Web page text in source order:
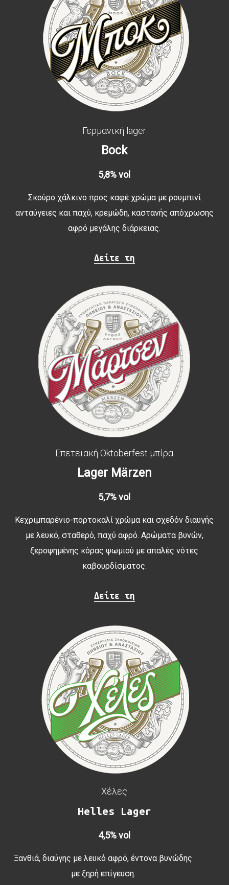
Γερμανική lager
Bock
5,8% vol
Σκούρο χάλκινο προς καφέ χρώμα με ρουμπινί
ανταύγειες και παχύ, κρεμώδη, καστανής απόχρωσης
αφρό μεγάλης διάρκειας.
Δείτε τη
Επετειακή Oktoberfest μπίρα
Lager Märzen
5,7% vol
Κεχριμπαρένιο-πορτοκαλί χρώμα και σχεδόν διαυγής
με λευκό, σταθερό, παχύ αφρό. Αρώματα βυνών,
ξεροψημένης κόρας ψωμιού με απαλές νότες
καβουρδίσματος.
Δείτε τη
Χέλες
Helles Lager
4,5% vol
Ξανθιά, διαύγης με λευκό αφρό, έντονα βυνώδης
με ξηρή επίγευση.